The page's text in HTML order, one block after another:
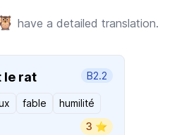
🦉 have a detailed translation.
le rat B2.2
fable
humilité
3 ⭐️